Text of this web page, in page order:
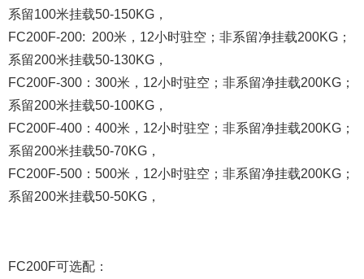
系留100米挂载50-150KG，
FC200F-200: 200米，12小时驻空；非系留净挂载200KG；
系留200米挂载50-130KG，
FC200F-300：300米，12小时驻空；非系留净挂载200KG；
系留200米挂载50-100KG，
FC200F-400：400米，12小时驻空；非系留净挂载200KG；
系留200米挂载50-70KG，
FC200F-500：500米，12小时驻空；非系留净挂载200KG；
系留200米挂载50-50KG，
FC200F可选配：